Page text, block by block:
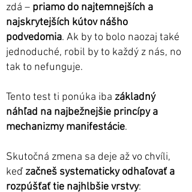
zdá – priamo do najtemnejších a
najskrytejších kútov nášho
podvedomia. Ak by to bolo naozaj také
jednoduché, robil by to každý z nás, no
tak to nefunguje.
Tento test ti ponúka iba základný
náhľad na najbežnejšie princípy a
mechanizmy manifestácie.
Skutočná zmena sa deje až vo chvíli,
keď začneš systematicky odhaľovať a
rozpúšťať tie najhlbšie vrstvy: